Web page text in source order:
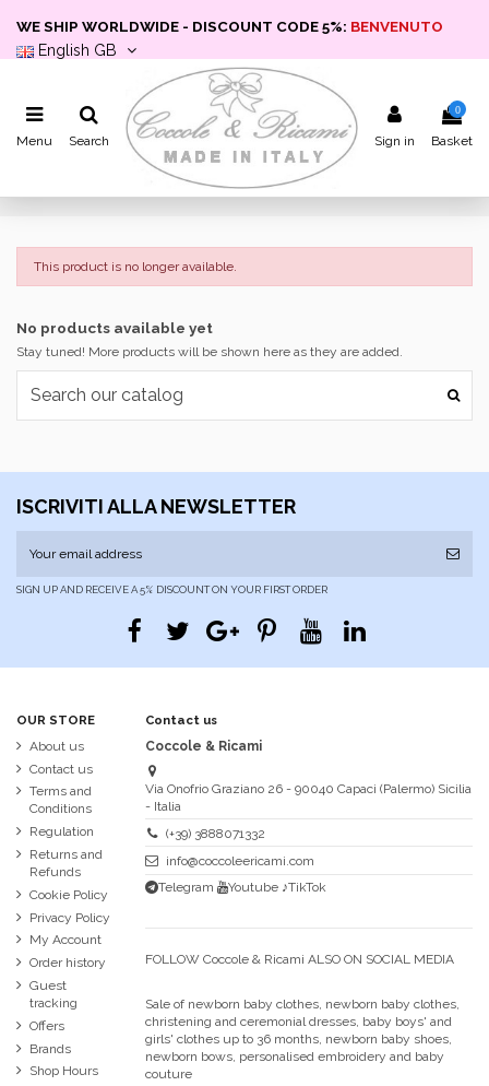
WE SHIP WORLDWIDE - DISCOUNT CODE 5%: BENVENUTO
English GB
Menu Search Sign in
0
Basket
This product is no longer available.
No products available yet
Stay tuned! More products will be shown here as they are added.
ISCRIVITI ALLA NEWSLETTER
SIGN UP AND RECEIVE A 5% DISCOUNT ON YOUR FIRST ORDER
OUR STORE
About us
Contact us
Terms and
Conditions
Regulation
Returns and
Refunds
Cookie Policy
Privacy Policy
My Account
Order history
Guest
tracking
Offers
Brands
Shop Hours
Contact us
Coccole & Ricami
Via Onofrio Graziano 26 - 90040 Capaci (Palermo) Sicilia
- Italia
(+39) 3888071332
info@coccoleericami.com
Telegram
Youtube ♪TikTok
FOLLOW Coccole & Ricami ALSO ON SOCIAL MEDIA
Sale of newborn baby clothes, newborn baby clothes,
christening and ceremonial dresses, baby boys' and
girls' clothes up to 36 months, newborn baby shoes,
newborn bows, personalised embroidery and baby
couture